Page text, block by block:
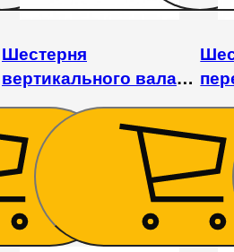
Шестерня
вертикального вала
верхняя DW244AHT
729 729 ₴